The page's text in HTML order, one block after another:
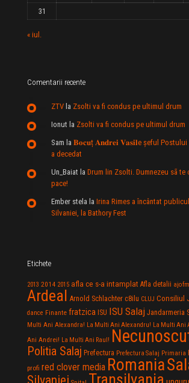
31
« iul.
Comentarii recente
ZTV la Zsolti va fi condus pe ultimul drum
Ionut la Zsolti va fi condus pe ultimul drum
Sam la 𝐁𝐨𝐜𝐮ț 𝐀𝐧𝐝𝐫𝐞𝐢 𝐕𝐚𝐬𝐢𝐥e şeful
a decedat
Un_Baiat la Drum lin Zsolti. Dumnezeu sã te
pace!
Ember stela la Irina Rimes a încântat
Silvaniei, la Bathory Fest
Etichete
2013 2014 2015 afla ce s-a intamplat Afla detalii ajofm
Ardeal Arnold Schlachter c8ilu CLUJ Consiliul
dance Finante fratzica ISU ISU Salaj Jandarmeria
Multi Ani Alexandra! La Multi Ani Alexandru! La Multi Ani
Ani Andrei! La Multi Ani Raul!
Politia Salaj Prefectura Prefectura Salaj Primaria
profi red clover media Romania